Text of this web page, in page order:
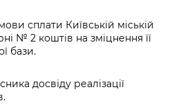
сплати Київській міській
№ 2 коштів на зміцнення її
бази.
досвіду реалізації